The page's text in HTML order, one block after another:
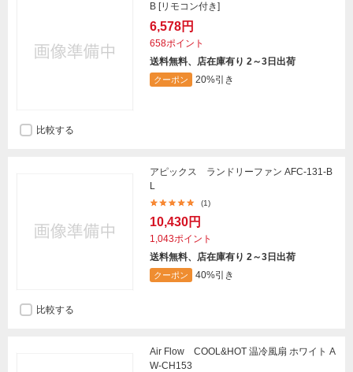
B [リモコン付き]
6,578円
658ポイント
送料無料、店在庫有り 2～3日出荷
クーポン 20%引き
比較する
アピックス ランドリーファン AFC-131-B
L
(1)
10,430円
1,043ポイント
送料無料、店在庫有り 2～3日出荷
クーポン 40%引き
比較する
Air Flow COOL&HOT 温冷風扇 ホワイト A
W-CH153